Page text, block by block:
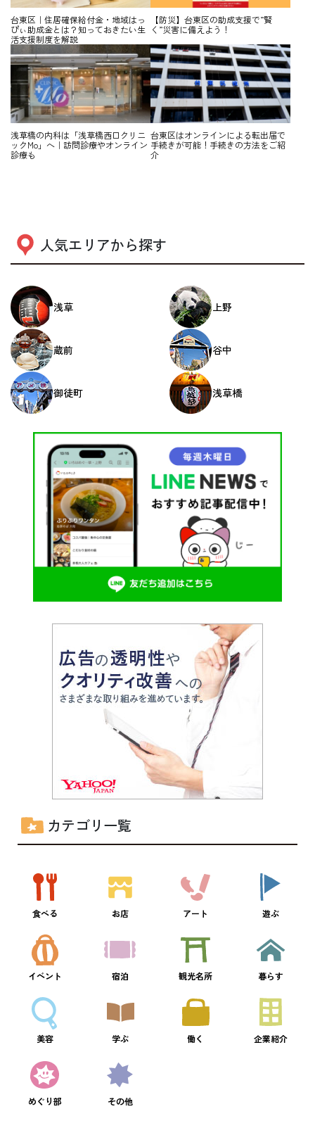
台東区｜住居確保給付金・地域はっ
ぴぃ助成金とは？知っておきたい生
活支援制度を解説
【防災】台東区の助成支援で”賢
く”災害に備えよう！
浅草橋の内科は「浅草橋西口クリニ
ックMo」へ｜訪問診療やオンライン
診療も
台東区はオンラインによる転出届で
手続きが可能！手続きの方法をご紹
介
人気エリアから探す
浅草 上野
蔵前 谷中
御徒町 浅草橋
カテゴリ一覧
食べる お店 アート 遊ぶ
イベント 宿泊 観光名所 暮らす
美容 学ぶ 働く 企業紹介
めぐり部 その他